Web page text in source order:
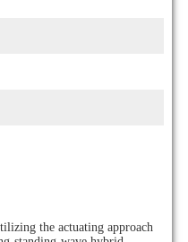
the actuating approach